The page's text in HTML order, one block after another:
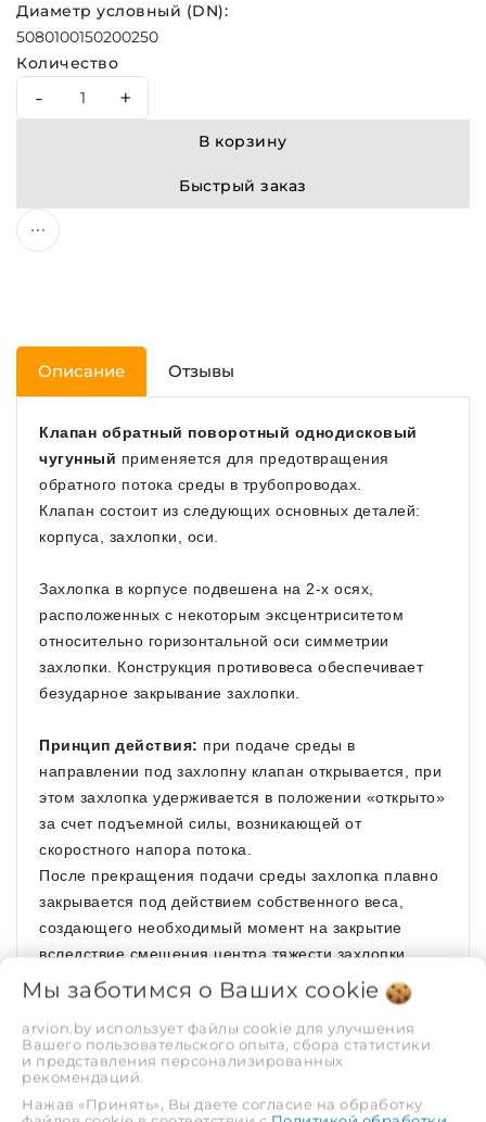
Диаметр условный (DN):
5080100150200250
Количество
- +
В корзину
Быстрый заказ
Описание Отзывы
Клапан обратный поворотный однодисковый
чугунный применяется для предотвращения
обратного потока среды в трубопроводах.
Клапан состоит из следующих основных деталей:
корпуса, захлопки, оси.
Захлопка в корпусе подвешена на 2-х осях,
расположенных с некоторым эксцентриситетом
относительно горизонтальной оси симметрии
захлопки. Конструкция противовеса обеспечивает
безударное закрывание захлопки.
Принцип действия: при подаче среды в
направлении под захлопну клапан открывается, при
этом захлопка удерживается в положении «открыто»
за счет подъемной силы, возникающей от
скоростного напора потока.
После прекращения подачи среды захлопка плавно
закрывается под действием собственного веса,
создающего необходимый момент на закрытие
вследствие смещения центра тяжести захлопки
относительно оси вращения.
Рабочая среда
Мы заботимся о Ваших cookie
arvion.by использует файлы cookie для улучшения
Вашего пользовательского опыта, сбора статистики
и представления персонализированных
рекомендаций.
Нажав «Принять», Вы даете согласие на обработку